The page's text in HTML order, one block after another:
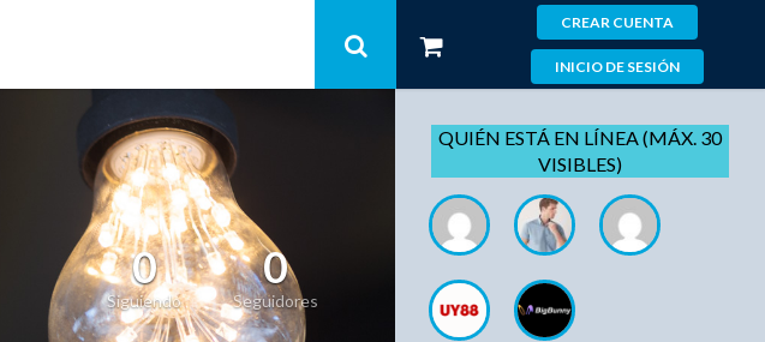
CREAR CUENTA
INICIO DE SESIÓN
0
Siguiendo
0
Seguidores
QUIÉN ESTÁ EN LÍNEA (MÁX. 30
VISIBLES)